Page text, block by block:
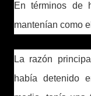
En términos de
mantenían como
La razón
había detenido